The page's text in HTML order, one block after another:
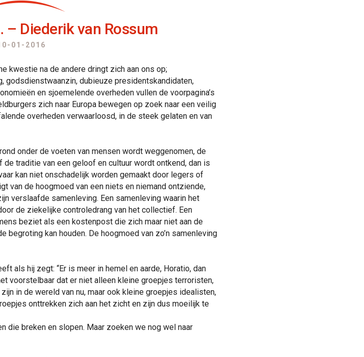
– Diederik van Rossum
01-2016
kwestie na de andere dringt zich aan ons op;
godsdienstwaanzin, dubieuze presidentskandidaten,
en sjoemelende overheden vullen de voorpagina’s
zich naar Europa bewegen op zoek naar een veilig
overheden verwaarloosd, in de steek gelaten en van
onder de voeten van mensen wordt weggenomen, de
traditie van een geloof en cultuur wordt ontkend, dan is
kan niet onschadelijk worden gemaakt door legers of
van de hoogmoed van een niets en niemand ontziende,
verslaafde samenleving. Een samenleving waarin het
de ziekelijke controledrang van het collectief. Een
beziet als een kostenpost die zich maar niet aan de
kan houden. De hoogmoed van zo’n samenleving
als hij zegt: “Er is meer in hemel en aarde, Horatio, dan
voorstelbaar dat er niet alleen kleine groepjes terroristen,
in de wereld van nu, maar ook kleine groepjes idealisten,
onttrekken zich aan het zicht en zijn dus moeilijk te
die breken en slopen. Maar zoeken we nog wel naar